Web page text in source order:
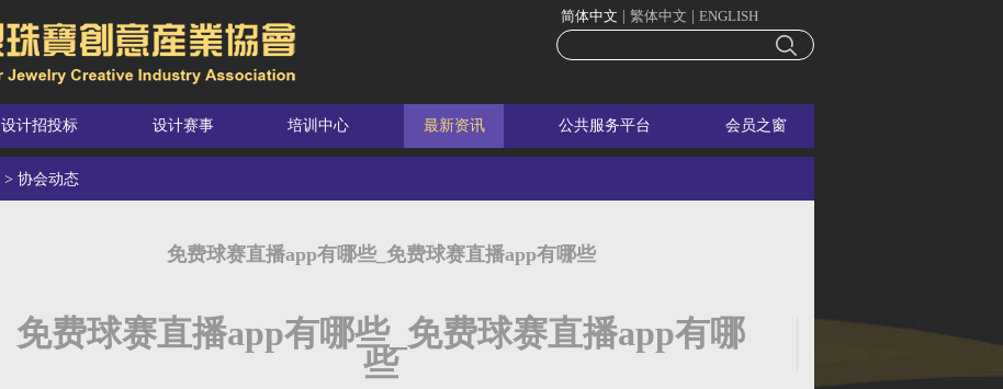
简体中文 繁体中文 ENGLISH
设计招投标 设计赛事 培训中心 最新资讯 公共服务平台 会员之窗
> 协会动态
免费球赛直播app有哪些_免费球赛直播app有哪些
免费球赛直播app有哪些_免费球赛直播app有哪
些